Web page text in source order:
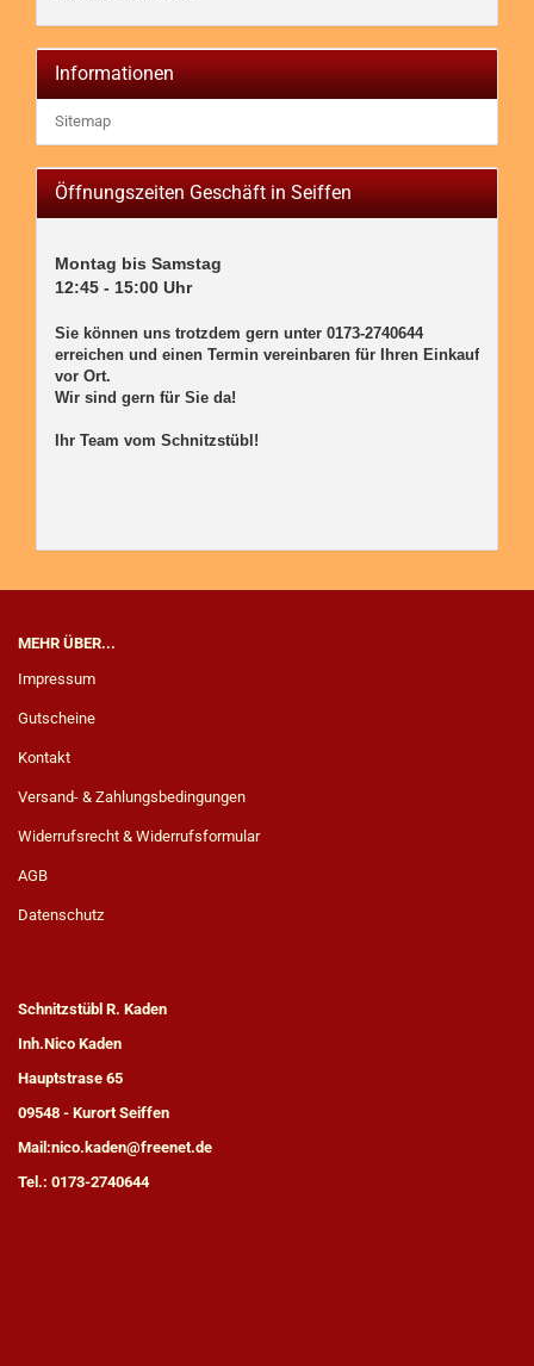
Informationen
Sitemap
Öffnungszeiten Geschäft in Seiffen
Montag bis Samstag
12:45 - 15:00 Uhr
Sie können uns trotzdem gern unter 0173-2740644
erreichen und einen Termin vereinbaren für Ihren Einkauf
vor Ort.
Wir sind gern für Sie da!
Ihr Team vom Schnitzstübl!
MEHR ÜBER...
Impressum
Gutscheine
Kontakt
Versand- & Zahlungsbedingungen
Widerrufsrecht & Widerrufsformular
AGB
Datenschutz
Schnitzstübl R. Kaden
Inh.Nico Kaden
Hauptstrase 65
09548 - Kurort Seiffen
Mail:nico.kaden@freenet.de
Tel.: 0173-2740644